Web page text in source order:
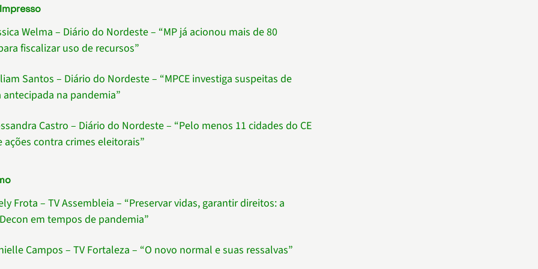
Welma – Diário do Nordeste – “MP já acionou mais de 80
fiscalizar uso de recursos”
Santos – Diário do Nordeste – “MPCE investiga suspeitas de
na pandemia”
Castro – Diário do Nordeste – “Pelo menos 11 cidades do CE
ações contra crimes eleitorais”
Frota – TV Assembleia – “Preservar vidas, garantir direitos: a
em tempos de pandemia”
Campos – TV Fortaleza – “O novo normal e suas ressalvas”